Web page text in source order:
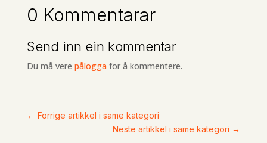
0 Kommentarar
Send inn ein kommentar
Du må vere påloggafor å kommentere.
← Forrige artikkel i same kategori
Neste artikkel i same kategori →